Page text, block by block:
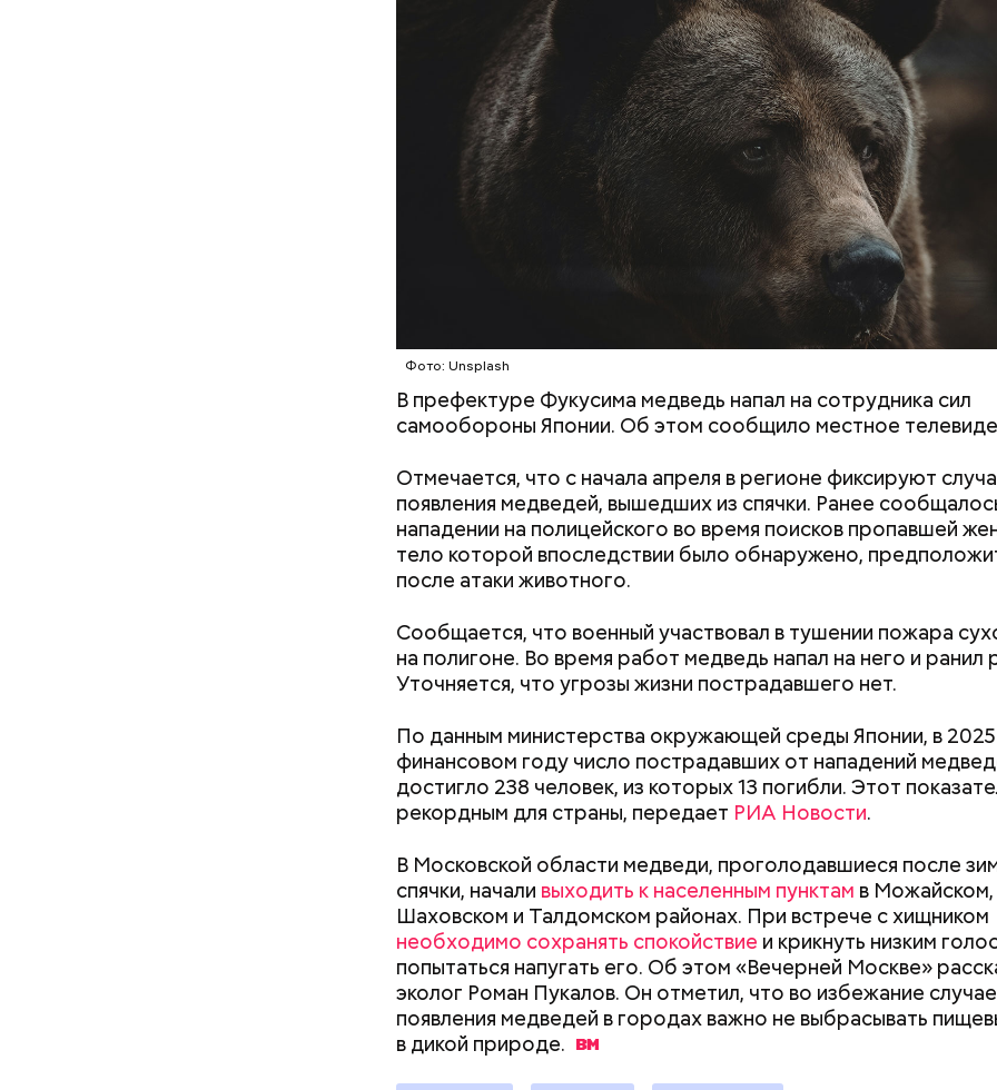
Фото: Unsplash
В префектуре Фукусима медведь напал на сотрудника сил
самообороны Японии. Об этом сообщило местное
Отмечается, что с начала апреля в регионе фиксируют
появления медведей, вышедших из спячки. Ранее
нападении на полицейского во время поисков пропавшей
тело которой впоследствии было обнаружено,
после атаки животного.
Сообщается, что военный участвовал в тушении пожара
на полигоне. Во время работ медведь напал на него и ранил
Уточняется, что угрозы жизни пострадавшего нет.
По данным министерства окружающей среды Японии, в 2025
финансовом году число пострадавших от нападений
достигло 238 человек, из которых 13 погибли. Этот
рекордным для страны, передает РИА Новости.
В Московской области медведи, проголодавшиеся после
спячки, начали выходить к населенным пунктам в Можайском,
Шаховском и Талдомском районах. При встрече с хищником
необходимо сохранять спокойствие и крикнуть низким
попытаться напугать его. Об этом «Вечерней Москве»
эколог Роман Пукалов. Он отметил, что во избежание
появления медведей в городах важно не выбрасывать
в дикой природе.
Температура воды здесь круглый год составляет 36
поэтому купаться в этих источниках приятно и к тому же
Однако стоит быть осторожным: ходить здесь можно только
обуви, но чтобы не поскользнуться, лучше взять носки или
тапочки для душа.
Остров Сокотра, Йемен
Фото: Shutterstock
Стив Балмер
Фото: Shutterstock
В отличие от остальных супермиллиардеров Стив Балмер не
собственный продукт, а примкнул к уже созданной компании
Microsoft. Он стал 30-м сотрудником, который стал работать
корпорации, вместе с зарплатой Балмер также получал часть
компании, что и стало причиной его богатства.
Хотела спасти малыша: как
мать и сын погибли при
падении из окна в Раменском
Вода за 10
японский
лишний вес
Как поменять батареи дома и
не получить штраф
Как получить до
рублей от
трудной
претендовать и
документы